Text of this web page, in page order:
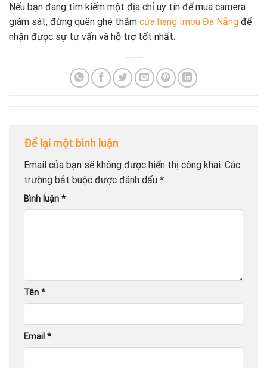
Nếu bạn đang tìm kiếm một địa chỉ uy tín để mua camera
giám sát, đừng quên ghé thăm cửa hàng Imou Đà Nẵng để
nhận được sự tư vấn và hỗ trợ tốt nhất.
Để lại một bình luận
Email của bạn sẽ không được hiển thị công khai. Các
trường bắt buộc được đánh dấu *
Bình luận *
Tên *
Email *